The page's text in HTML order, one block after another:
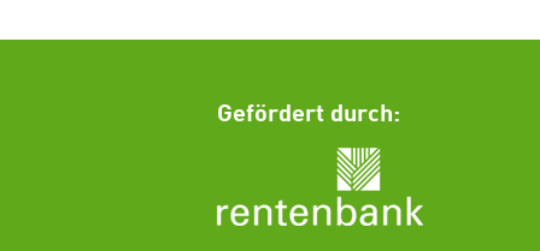
Gefördert durch: